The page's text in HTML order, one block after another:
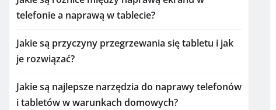
telefonie a naprawą w tablecie?
Jakie są przyczyny przegrzewania się tabletu i jak
je rozwiązać?
Jakie są najlepsze narzędzia do naprawy telefonów
i tabletów w warunkach domowych?